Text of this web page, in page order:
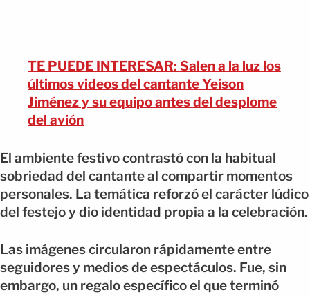
TE PUEDE INTERESAR: Salen a la luz los
últimos videos del cantante Yeison
Jiménez y su equipo antes del desplome
del avión
El ambiente festivo contrastó con la habitual
sobriedad del cantante al compartir momentos
personales. La temática reforzó el carácter lúdico
del festejo y dio identidad propia a la celebración.
Las imágenes circularon rápidamente entre
seguidores y medios de espectáculos. Fue, sin
embargo, un regalo específico el que terminó